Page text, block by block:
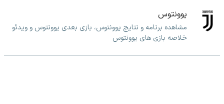
یوونتوس
مشاهده برنامه و نتایج یوونتوس، بازی بعدی یوونتوس و ویدئو
خلاصه بازی های یوونتوس